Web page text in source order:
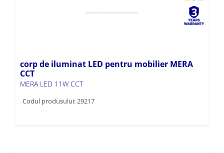
corp de iluminat LED pentru mobilier MERA
CCT
MERA LED 11W CCT
Codul produsului: 29217